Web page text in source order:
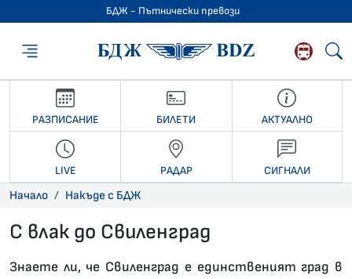
БДЖ - Пътнически превози
БДЖ -
РАЗПИСАНИЕ БИЛЕТИ АКТУАЛНО
LIVE РАДАР СИГНАЛИ
Начало Накъде с БДЖ
С влак до Свиленград
Знаете ли, че Свиленград е единственият град в